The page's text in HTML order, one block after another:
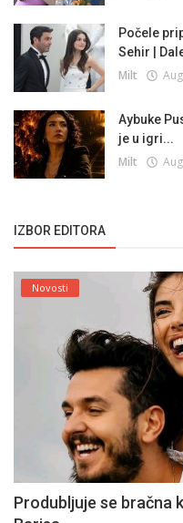
Počele
Sehir |
Milt
Aybuke
je u igri...
Milt
IZBOR EDITORA
Novosti
Produbljuje se bračna